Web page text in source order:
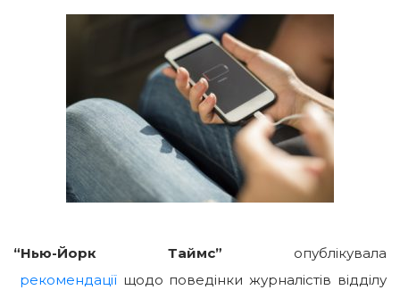
“Нью-Йорк Таймс” опублікувала
рекомендаціїщодо поведінки журналістів відділу